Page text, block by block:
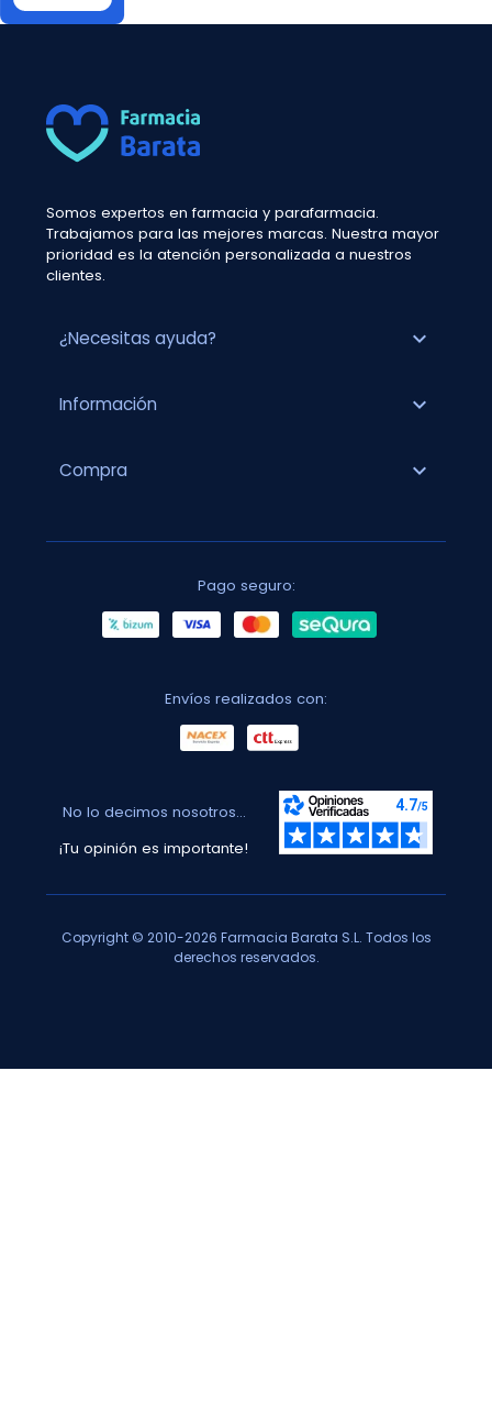
Somos expertos en farmacia y parafarmacia.
Trabajamos para las mejores marcas. Nuestra mayor
prioridad es la atención personalizada a nuestros
clientes.
¿Necesitas ayuda? expand_more
Información expand_more
Compra expand_more
Pago seguro:
Envíos realizados con:
No lo decimos nosotros...
¡Tu opinión es importante!
Copyright © 2010-2026 Farmacia Barata S.L. Todos los
derechos reservados.